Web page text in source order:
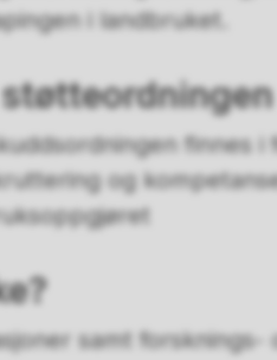
i landbruket.
finnes
og
samt forsknings-